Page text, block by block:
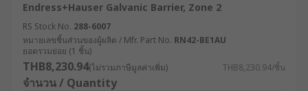
Endress+Hauser Galvanic Barrier, Zone 2
RS Stock No. 288-6007
หมายเลขชิ้นส่วนของผู้ผลิต / Mfr. Part No. RN42-BE1AU
ยอดรวมย่อย (1 ชิ้น)
THB8,230.94(ไม่รวมภาษีมูลค่าเพิ่ม) THB8,230.94/ชิ้น
จำนวน / Quantity